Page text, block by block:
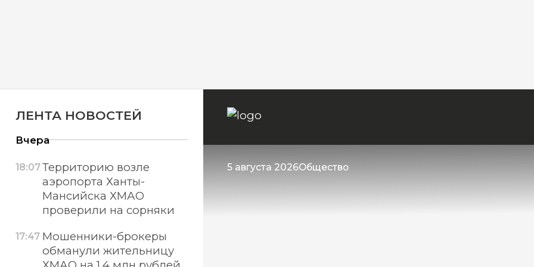
5 августа 2026Общество
ЛЕНТА НОВОСТЕЙ
Вчера
18:07Территорию возле
аэропорта Ханты-
Мансийска ХМАО
проверили на сорняки
17:47 Мошенники-брокеры
обманули жительницу